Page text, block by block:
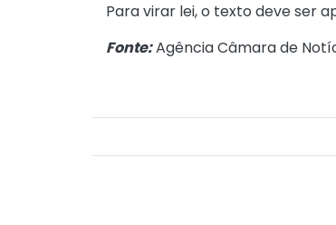
Para virar lei, o texto deve ser
Fonte:Agência Câmara de